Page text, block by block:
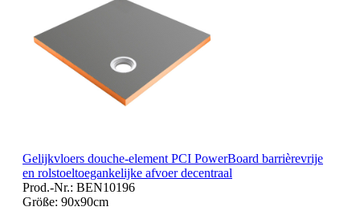
Gelijkvloers douche-element PCI PowerBoard barrièrevrije
en rolstoeltoegankelijke afvoer decentraal
Prod.-Nr.: BEN10196
Größe: 90x90cm